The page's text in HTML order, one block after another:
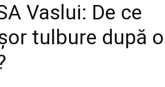
Vaslui: De ce
tulbure după o